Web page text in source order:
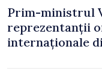
Prim-ministrul
reprezentanții
internaționale